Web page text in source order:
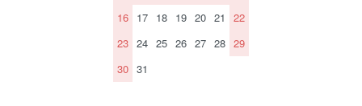
16 17 18 19 20 21
22
23 24 25 26 27 28 29
30 31